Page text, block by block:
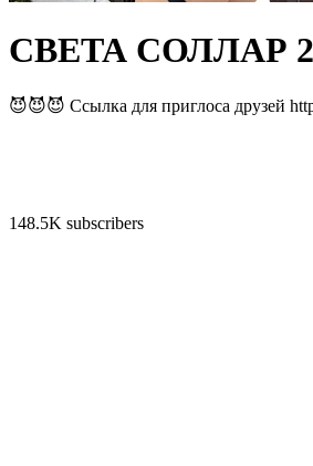
СВЕТА СОЛЛАР
😈😈😈 Ссылка для приглоса друзей
148.5K subscribers